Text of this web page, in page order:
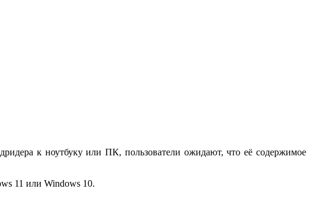
к ноутбуку или ПК, пользователи ожидают, что её содержимое
11 или Windows 10.